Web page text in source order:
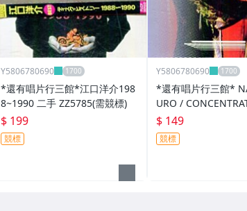
Y5806780690
*還有唱片行三館*江口洋介198
8~1990 二手 ZZ5785(需競標)
$ 199
競標
Y5806780690
*還有唱片行三館*
URO /
二手 ZZ3577(需競標)
$ 149
競標